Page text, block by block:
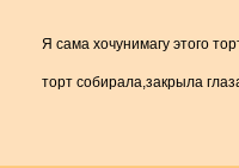
Я сама хочунимагу этого
торт собирала,закрыла